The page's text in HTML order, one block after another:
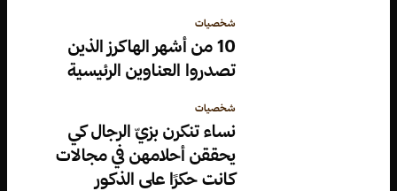
شخصيات
10 من أشهر الهاكرز الذين
تصدروا العناوين الرئيسية
شخصيات
نساء تنكرن بزيّ الرجال كي
يحققن أحلامهن في مجالات
كانت حكرًا على الذكور